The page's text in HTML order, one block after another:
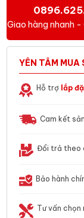
Giao hàng nhanh
YÊN TÂM MUA
Hỗ trợ lắp
Cam kết
Đổi trả theo
Bảo hành
Tư vấn